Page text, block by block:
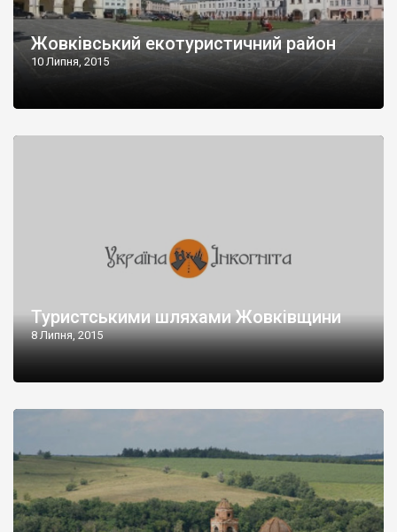
Жовківський екотуристичний район
10 Липня, 2015
Туристськими шляхами Жовківщини
8 Липня, 2015